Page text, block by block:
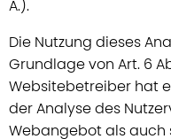
Ä.).
Die Nutzung dieses
Grundlage von Art. 6
Websitebetreiber hat
der Analyse des
Webangebot als auch